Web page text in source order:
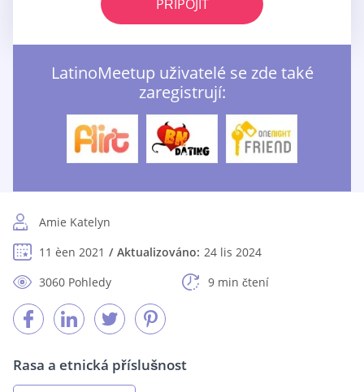
PŘIPOJIT
LatinoMeetup uživatelé se zde také
zaregistrují:
Amie Katelyn
11 èen 2021
Aktualizováno: 24 lis 2024
3060 Pohledy
9 min čtení
Rasa a etnická příslušnost